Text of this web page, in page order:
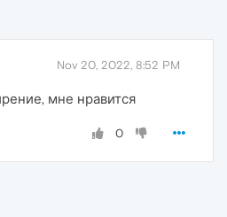
Nov 20, 2022, 8:52 PM
мне нравится
0